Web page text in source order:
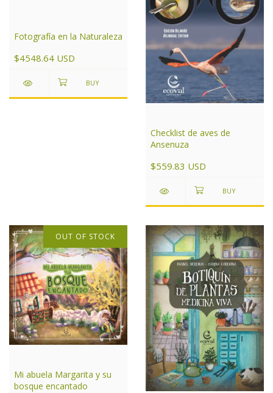
Fotografía en la Naturaleza
$4548.64 USD
Checklist de aves de
Ansenuza
$559.83 USD
OUT OF STOCK
Mi abuela Margarita y su
bosque encantado